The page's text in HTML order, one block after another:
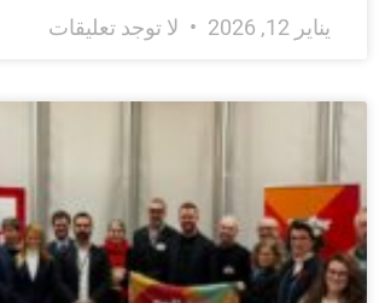
يناير 12, 2026 لا توجد تعليقات